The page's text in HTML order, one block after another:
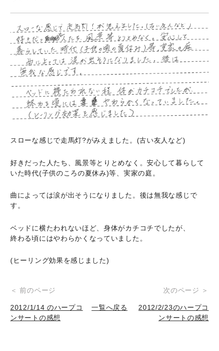
スローな感じで走馬灯?がみえました。(古い友人など)
好きだった人たち、風景等とりとめなく。安心して暮らして
いた時代(子供のころの夏休み)等、実家の庭。
曲によっては涙が出そうになりました。後は無我な感じで
す。
ベッドに横たわれないほど、身体がカチコチでしたが、
終わる頃にはやわらかくなっていました。
(ヒーリング効果を感じました)
投
稿
＜ 前のページ
2012/1/14 のハープコ
ンサートの感想
一覧へ戻る
次のページ ＞
2012/2/23のハープコ
ンサートの感想